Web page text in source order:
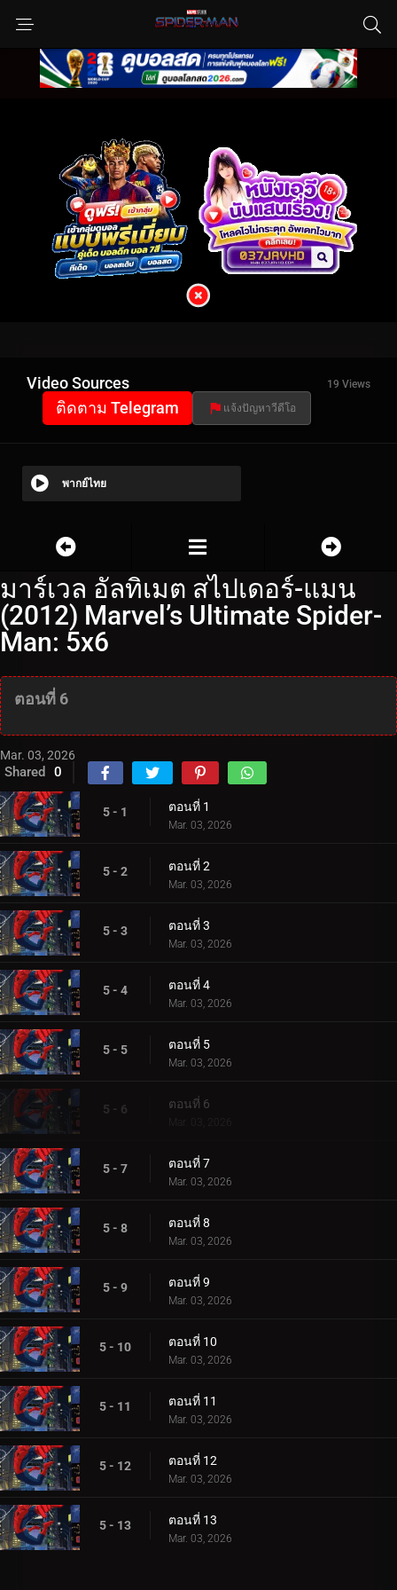
Video Sources 19 Views
ติดตาม Telegram แจ้งปัญหาวีดีโอ
พากย์ไทย
มาร์เวล อัลทิเมต สไปเดอร์-แมน
(2012) Marvel’s Ultimate Spider-
Man: 5x6
ตอนที่ 6
Mar. 03, 2026
Shared 0
5 - 1 ตอนที่ 1
Mar. 03, 2026
5 - 2 ตอนที่ 2
Mar. 03, 2026
5 - 3 ตอนที่ 3
Mar. 03, 2026
5 - 4 ตอนที่ 4
Mar. 03, 2026
5 - 5 ตอนที่ 5
Mar. 03, 2026
5 - 6 ตอนที่ 6
Mar. 03, 2026
5 - 7 ตอนที่ 7
Mar. 03, 2026
5 - 8 ตอนที่ 8
Mar. 03, 2026
5 - 9 ตอนที่ 9
Mar. 03, 2026
5 - 10 ตอนที่ 10
Mar. 03, 2026
5 - 11 ตอนที่ 11
Mar. 03, 2026
5 - 12 ตอนที่ 12
Mar. 03, 2026
5 - 13 ตอนที่ 13
Mar. 03, 2026